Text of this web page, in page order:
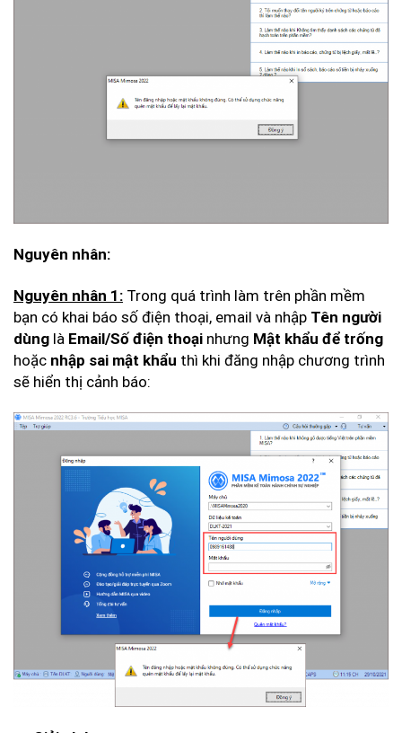
Nguyên nhân:
Nguyên nhân 1: Trong quá trình làm trên phần mềm
bạn có khai báo số điện thoại, email và nhập Tên người
dùng là Email/Số điện thoại nhưng Mật khẩu để trống
hoặc nhập sai mật khẩu thì khi đăng nhập chương trình
sẽ hiển thị cảnh báo: